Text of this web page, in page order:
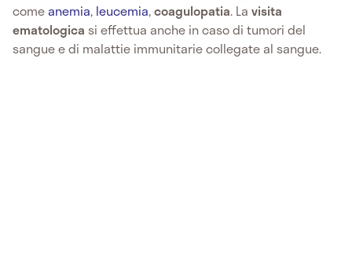
comeanemia, leucemia,coagulopatia. La visita
ematologica si effettua anche in caso di tumori del
sangue e di malattie immunitarie collegate al sangue.